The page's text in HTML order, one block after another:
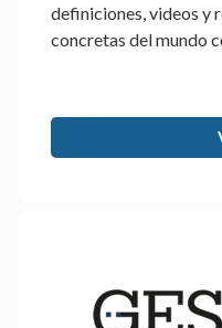
definiciones, videos y
concretas del mundo